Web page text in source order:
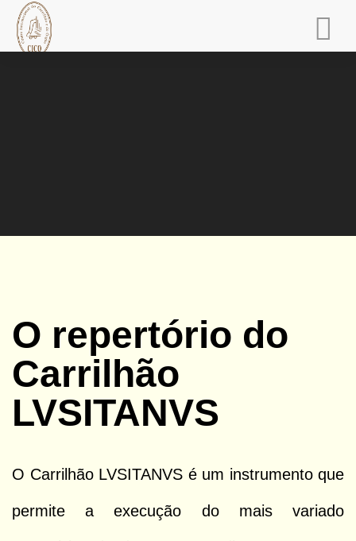
COMUNICAÇÃO SOCIAL
CONTACTOS
O repertório do
Carrilhão
LVSITANVS
O Carrilhão LVSITANVS é um instrumento que
permite a execução do mais variado